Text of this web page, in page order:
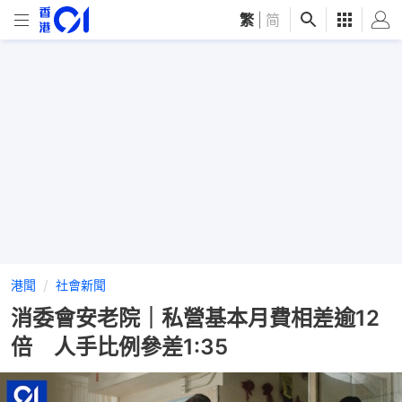
繁 简
港聞 社會新聞
消委會安老院｜私營基本月費相差逾12
倍 人手比例參差1:35